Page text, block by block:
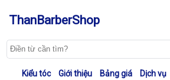
ThanBarberShop
Kiểu tóc Giới thiệu Bảng giá Dịch vụ